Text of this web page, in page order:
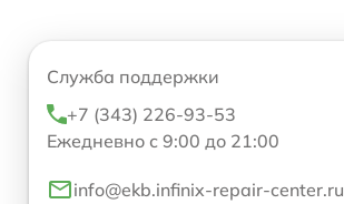
Служба поддержки
+7 (343) 226-93-53
Ежедневно с 9:00 до 21:00
info@ekb.infinix-repair-center.ru